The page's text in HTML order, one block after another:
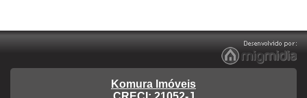
Komura Imóveis